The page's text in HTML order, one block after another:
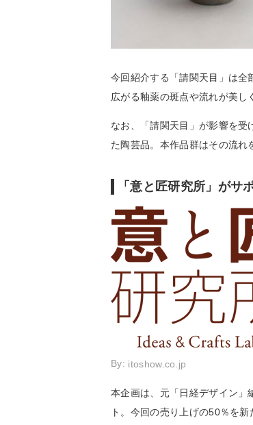
今回紹介する「請関天目」は全
広がる釉薬の斑点や流れが美し
なお、「請関天目」が影響を
た陶芸品。本作品群はその流れ
「意と匠研究所」がサ
By: itoshow.co.jp
本企画は、元「日経デザイン」
ト。今回の売り上げの50％を